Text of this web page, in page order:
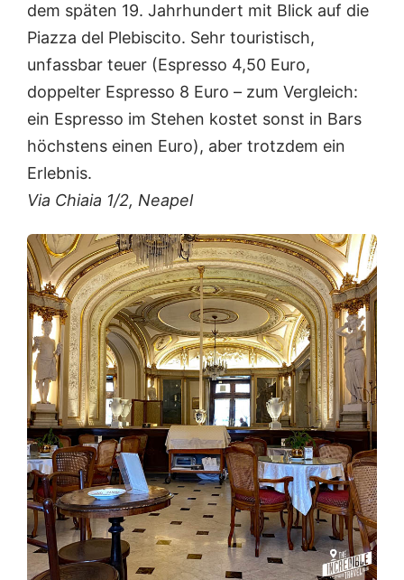
dem späten 19. Jahrhundert mit Blick auf die
Piazza del Plebiscito. Sehr touristisch,
unfassbar teuer (Espresso 4,50 Euro,
doppelter Espresso 8 Euro – zum Vergleich:
ein Espresso im Stehen kostet sonst in Bars
höchstens einen Euro), aber trotzdem ein
Erlebnis.
Via Chiaia 1/2, Neapel